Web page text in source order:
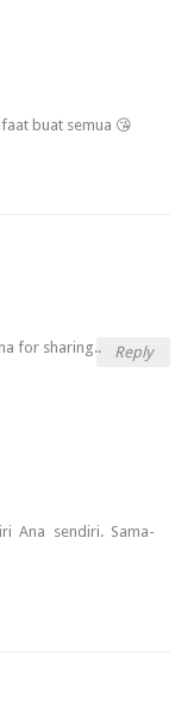
buat semua 😘
for sharing.. Reply
Ana sendiri. Sama-